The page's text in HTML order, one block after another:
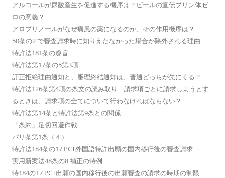
アルコールが尿酸産生を促進する機序は？ビールの宣伝プリン体ゼ
ロの意義？
アロプリノールがなぜ痛風の薬になるのか、その作用機序は？
50条の2 で審査請求時に知りえたなかった場合が除外される理由
特許法181条の趣旨
特許法第17条の5第3項
訂正拒絶理由通知と、審理終結通知は、普通どっちが先にくる？
特許法126条第4項の条文の読み取り 請求項ごとに請求しようとす
るときは、請求項の全てについて行わなければならない？
特許法第14条と特許法第9条との関係
「条約」足切回避作戦
パリ条第1条（４）
特許法184条の17 PCT外国語特許出願の国内移行後の審査請求
実用新案法48条の8 補正の特例
特184の17 PCT出願の国内移行後の出願審査の請求の時期の制限